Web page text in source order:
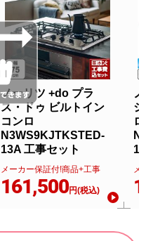
ノーリツ +do プラ
ス・ドゥ ビルトイン
コンロ
N3WS9KJTKSTED-
13A 工事セット
メーカー保証付!商品+工事
161,500円(税込)
ノ
シ
ロ
メー